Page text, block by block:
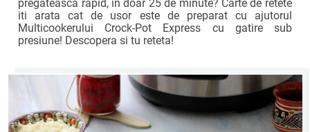
pregateasca rapid, in doar 25 de minute? Carte de retete
iti arata cat de usor este de preparat cu ajutorul
Multicookerului Crock-Pot Express cu gatire sub
presiune! Descopera si tu reteta!